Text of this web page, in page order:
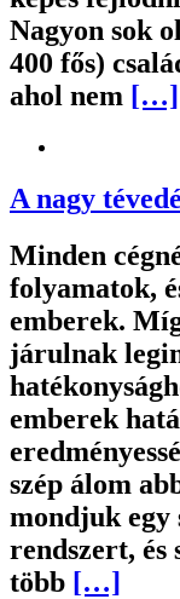
Nagyon sok
400 fős)
ahol nem […]
A nagy
Minden
folyamatok,
emberek.
járulnak
emberek
szép álom
mondjuk
rendszert, és
több […]